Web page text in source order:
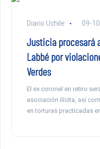
Diario Uchile 09-
Justicia procesará
Labbé por
Verdes
El ex coronel en retiro
asociación ilícita, así
en torturas practicadas